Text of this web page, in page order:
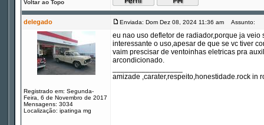
Voltar ao Topo
delegado Enviada: Dom Dez 08, 2024 11:36 am Assunto:
Registrado em: Segunda-
Feira, 6 de Novembro de 2017
Mensagens: 3034
Localização: ipatinga mg
eu nao uso defletor de radiador,porque ja
interessante o uso,apesar de que se vc tiver
vaim prescisar de ventoinhas eletricas pra
arcondicionado.
amizade ,carater,respeito,honestidade.rock in